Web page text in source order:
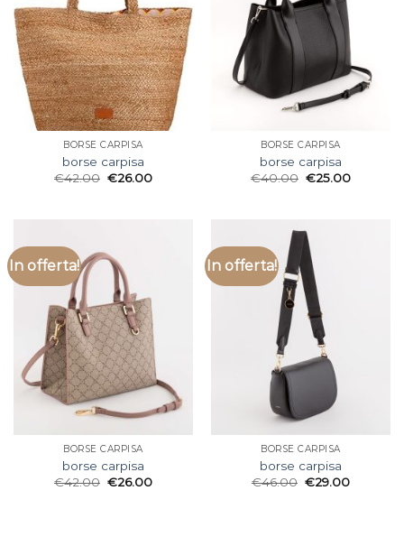
BORSE CARPISA
borse carpisa
€42.00 €26.00
BORSE CARPISA
borse carpisa
€40.00 €25.00
In offerta!
BORSE CARPISA
borse carpisa
€42.00 €26.00
In offerta!
BORSE CARPISA
borse carpisa
€46.00 €29.00